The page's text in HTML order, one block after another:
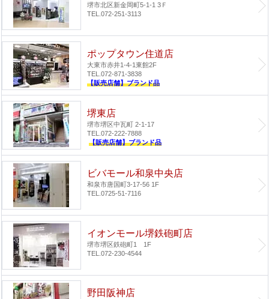
堺市北区新金岡町5-1-1 3Ｆ
TEL.072-251-3113
ポップタウン住道店
大東市赤井1-4-1東館2F
TEL.072-871-3838
【販売店舗】ブランド品
堺東店
堺市堺区中瓦町 2-1-17
TEL.072-222-7888
【販売店舗】ブランド品
ビバモール和泉中央店
和泉市唐国町3-17-56 1F
TEL.0725-51-7116
イオンモール堺鉄砲町店
堺市堺区鉄砲町1 1F
TEL.072-230-4544
野田阪神店